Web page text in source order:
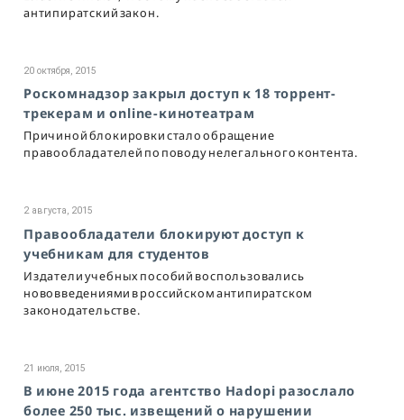
антипиратский закон.
20 октября, 2015
Роскомнадзор закрыл доступ к 18 торрент-
трекерам и online-кинотеатрам
Причиной блокировки стало обращение
правообладателей по поводу нелегального контента.
2 августа, 2015
Правообладатели блокируют доступ к
учебникам для студентов
Издатели учебных пособий воспользовались
нововведениями в российском антипиратском
законодательстве.
21 июля, 2015
В июне 2015 года агентство Hadopi разослало
более 250 тыс. извещений о нарушении